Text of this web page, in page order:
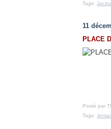
Tags:
11
PLACE
Posté par
Tags: